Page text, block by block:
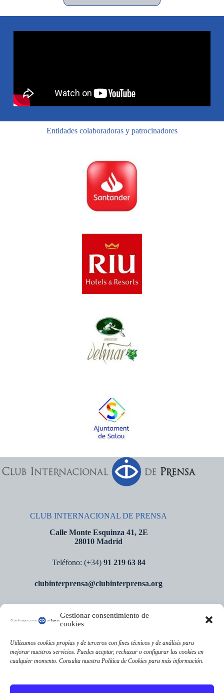
Gestionar consentimiento de
cookies
Utilizamos cookies propias y de terceros con fines técnicos y de análisis para
mejorar nuestros servicios. Puedes aceptar, rechazar o configurar las cookies en
cualquier momento. Consulta nuestra Política de Cookies para más información.
Entidades colaboradoras y patrocinadores
CLUB INTERNACIONAL DE PRENSA
Calle Monte Esquinza 41, 2E
28010 Madrid
Teléfono: (+34) 91 219 63 84
clubinterprensa@clubinterprensa.org
CATEGORÍAS
Actualidad CIP
Entrevistas y tertulias
FITUR